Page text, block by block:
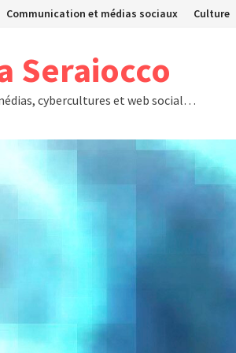
Communication et médias sociaux Culture
Seraiocco
cybercultures et web social…